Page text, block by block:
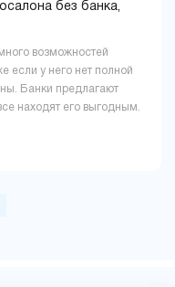
без банка,
возможностей
если у него нет полной
Банки предлагают
находят его выгодным.